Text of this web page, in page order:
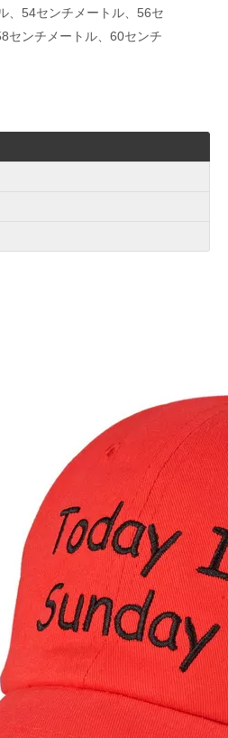
、54センチメートル、56セ
センチメートル、60センチ